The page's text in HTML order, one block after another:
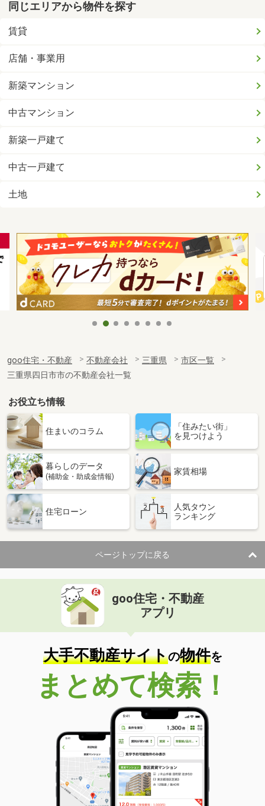
同じエリアから物件を探す
賃貸
店舗・事業用
新築マンション
中古マンション
新築一戸建て
中古一戸建て
土地
goo住宅・不動産 不動産会社 三重県
市区一覧
三重県四日市市の不動産会社一覧
お役立ち情報
住まいのコラム
「住みたい街」
を見つけよう
暮らしのデータ
(補助金・助成金情報)
家賃相場
住宅ローン
人気タウン
ランキング
ページトップに戻る
goo住宅・不動産
アプリ
大手不動産サイトの物件を
まとめて検索！